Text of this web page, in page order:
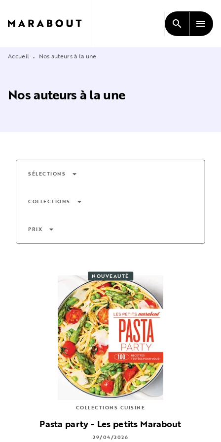
CONTENU
search menu
Accueil • Nos auteurs à la une
Nos auteurs à la une
SÉLECTIONS arrow_drop_down
COLLECTIONS arrow_drop_down
PRIX arrow_drop_down
NOUVEAUTÉ
COLLECTIONS CUISINE
Pasta party - Les petits Marabout
29/04/2026